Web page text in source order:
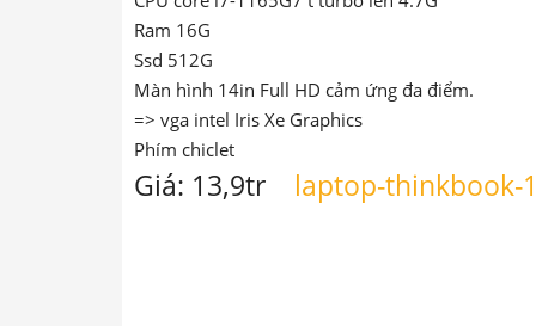
Ram 16G
Ssd 512G
Màn hình 14in Full HD cảm ứng đa điểm.
=> vga intel Iris Xe Graphics
Phím chiclet
Giá: 13,9tr laptop-thinkbook-